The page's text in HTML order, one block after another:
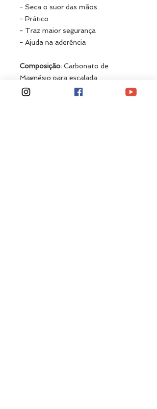
- Seca o suor das mãos
- Prático
- Traz maior segurança
- Ajuda na aderência
Composição: Carbonato de
Magnésio para escalada:
4MgCo3(OH)2 4H2O